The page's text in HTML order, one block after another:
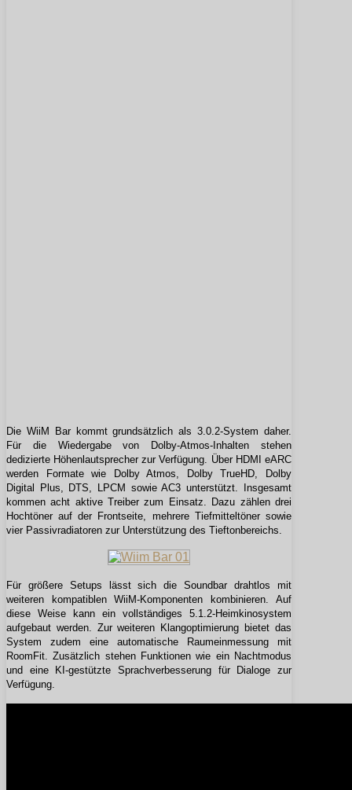
Die WiiM Bar kommt grundsätzlich als 3.0.2-System daher.
Für die Wiedergabe von Dolby-Atmos-Inhalten stehen
dedizierte Höhenlautsprecher zur Verfügung. Über HDMI eARC
werden Formate wie Dolby Atmos, Dolby TrueHD, Dolby
Digital Plus, DTS, LPCM sowie AC3 unterstützt. Insgesamt
kommen acht aktive Treiber zum Einsatz. Dazu zählen drei
Hochtöner auf der Frontseite, mehrere Tiefmitteltöner sowie
vier Passivradiatoren zur Unterstützung des Tieftonbereichs.
Für größere Setups lässt sich die Soundbar drahtlos mit
weiteren kompatiblen WiiM-Komponenten kombinieren. Auf
diese Weise kann ein vollständiges 5.1.2-Heimkinosystem
aufgebaut werden. Zur weiteren Klangoptimierung bietet das
System zudem eine automatische Raumeinmessung mit
RoomFit. Zusätzlich stehen Funktionen wie ein Nachtmodus
und eine KI-gestützte Sprachverbesserung für Dialoge zur
Verfügung.